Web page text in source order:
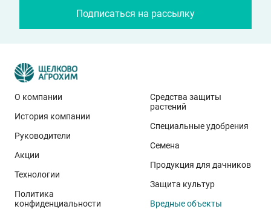
Подписаться на рассылку
О компании
История компании
Руководители
Акции
Технологии
Политика
конфиденциальности
Средства защиты
растений
Специальные удобрения
Семена
Продукция для дачников
Защита культур
Вредные объекты